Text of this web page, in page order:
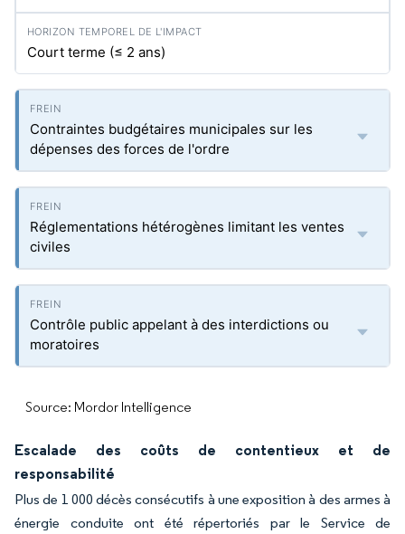
Court terme (≤ 2 ans)
Contraintes budgétaires municipales sur les
dépenses des forces de l'ordre
Réglementations hétérogènes limitant les ventes
civiles
Contrôle public appelant à des interdictions ou
moratoires
Source: Mordor Intelligence
Escalade des coûts de contentieux et de
responsabilité
Plus de 1 000 décès consécutifs à une exposition à des armes à
énergie conduite ont été répertoriés par le Service de